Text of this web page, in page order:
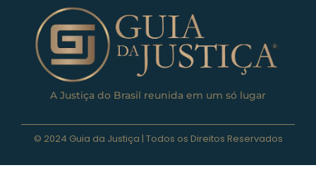
A Justiça do Brasil reunida em um só lugar
© 2024 Guia da Justiça | Todos os Direitos Reservados